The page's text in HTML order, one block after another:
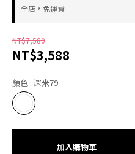
全店，免運費
NT$7,580
NT$3,588
顏色 : 深米79
加入購物車